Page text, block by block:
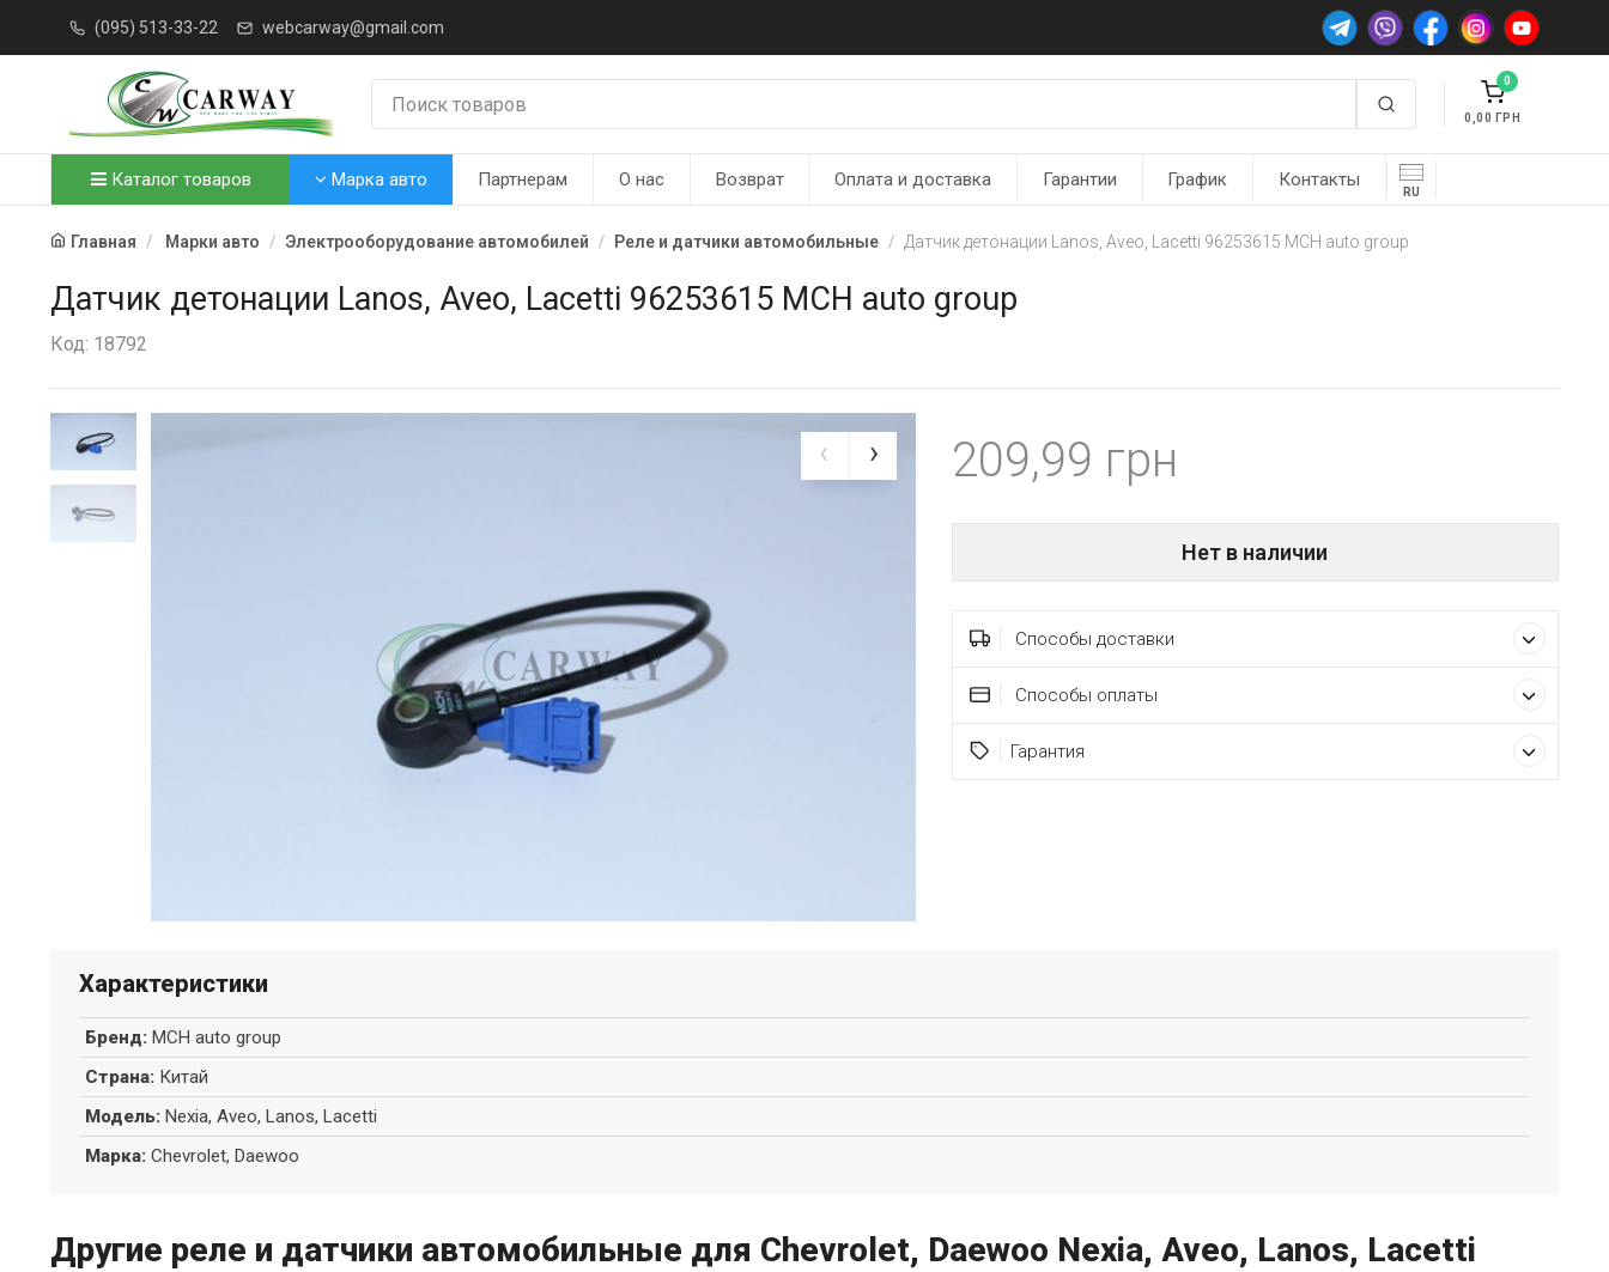
(095) 513-33-22 webcarway@gmail.com
0
0,00
Каталог товаров Марка авто Партнерам О нас Возврат Оплата и доставка Гарантии График Контакты
RU
Главная Марки авто Электрооборудование автомобилей Реле и датчики автомобильные Датчик детонации Lanos, Aveo, Lacetti 96253615 MCH auto group
Датчик детонации Lanos, Aveo, Lacetti 96253615 MCH auto group
Код: 18792
209,99
Нет в наличии
Способы доставки
Способы оплаты
Гарантия
Характеристики
Бренд: MCH auto group
Страна: Китай
Модель: Nexia, Aveo, Lanos, Lacetti
Марка: Chevrolet, Daewoo
Другие реле и датчики автомобильные для Chevrolet, Daewoo Nexia, Aveo, Lanos, Lacetti